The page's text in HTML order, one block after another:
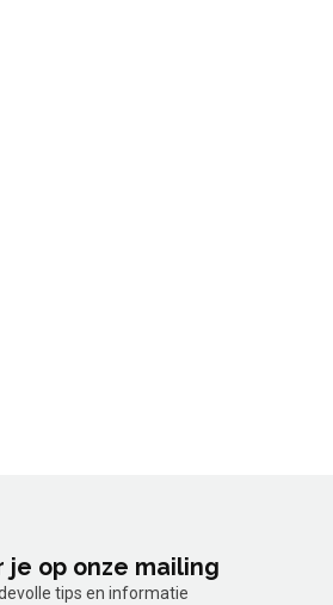
je op onze mailing
tips en informatie